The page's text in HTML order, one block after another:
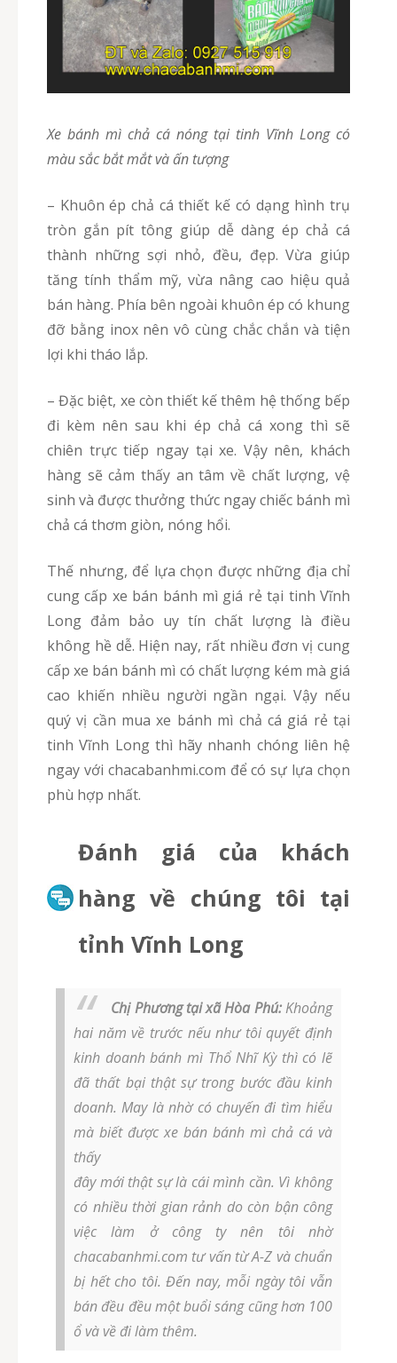
Xe bánh mì chả cá nóng tại tinh Vĩnh Long có
màu sắc bắt mắt và ấn tượng
– Khuôn ép chả cá thiết kế có dạng hình trụ
tròn gắn pít tông giúp dễ dàng ép chả cá
thành những sợi nhỏ, đều, đẹp. Vừa giúp
tăng tính thẩm mỹ, vừa nâng cao hiệu quả
bán hàng. Phía bên ngoài khuôn ép có khung
đỡ bằng inox nên vô cùng chắc chắn và tiện
lợi khi tháo lắp.
– Đặc biệt, xe còn thiết kế thêm hệ thống bếp
đi kèm nên sau khi ép chả cá xong thì sẽ
chiên trực tiếp ngay tại xe. Vậy nên, khách
hàng sẽ cảm thấy an tâm về chất lượng, vệ
sinh và được thưởng thức ngay chiếc bánh mì
chả cá thơm giòn, nóng hổi.
Thế nhưng, để lựa chọn được những địa chỉ
cung cấp xe bán bánh mì giá rẻ tại tinh Vĩnh
Long đảm bảo uy tín chất lượng là điều
không hề dễ. Hiện nay, rất nhiều đơn vị cung
cấp xe bán bánh mì có chất lượng kém mà giá
cao khiến nhiều người ngần ngại. Vậy nếu
quý vị cần mua xe bánh mì chả cá giá rẻ tại
tinh Vĩnh Long thì hãy nhanh chóng liên hệ
ngay với chacabanhmi.com để có sự lựa chọn
phù hợp nhất.
Đánh giá của khách
hàng về chúng tôi tại
tỉnh Vĩnh Long
Chị Phương tại xã Hòa Phú:Khoảng
hai năm về trước nếu như tôi quyết định
kinh doanh bánh mì Thổ Nhĩ Kỳ thì có lẽ
đã thất bại thật sự trong bước đầu kinh
doanh. May là nhờ có chuyến đi tìm hiểu
mà biết được xe bán bánh mì chả cá và
thấy
đây mới thật sự là cái mình cần. Vì không
có nhiều thời gian rảnh do còn bận công
việc làm ở công ty nên tôi nhờ
chacabanhmi.com tư vấn từ A-Z và chuẩn
bị hết cho tôi. Đến nay, mỗi ngày tôi vẫn
bán đều đều một buổi sáng cũng hơn 100
ổ và về đi làm thêm.